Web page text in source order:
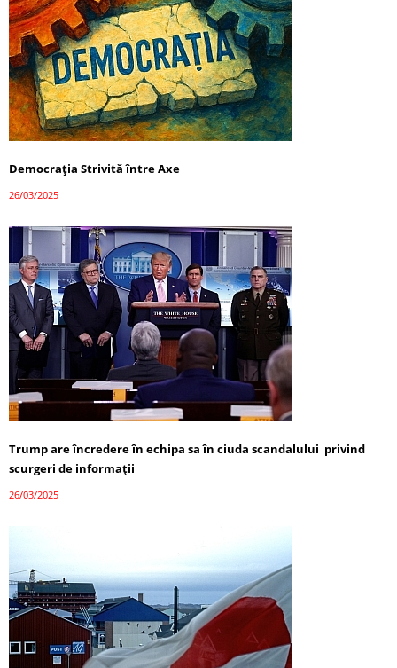
Democrația Strivită între Axe
26/03/2025
Trump are încredere în echipa sa în ciuda scandalului privind
scurgeri de informații
26/03/2025